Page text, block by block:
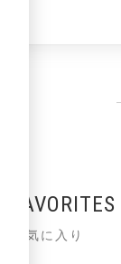
FAVORITES
お気に入り